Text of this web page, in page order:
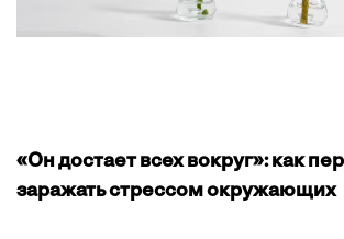
«Он достает всех вокруг»: как
заражать стрессом окружающих